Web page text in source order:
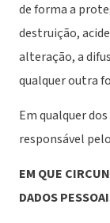
de forma a
destruição,
alteração, a
qualquer outra
Em qualquer
responsável
EM QUE
DADOS